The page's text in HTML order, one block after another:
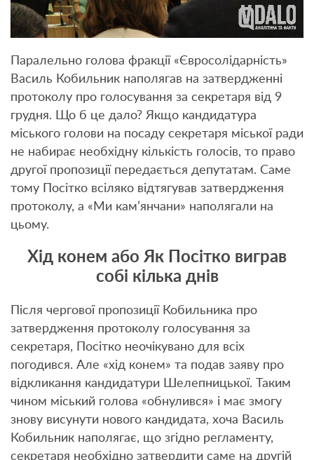
Паралельно голова фракції «Євросолідарність»
Василь Кобильник наполягав на затвердженні
протоколу про голосування за секретаря від 9
грудня. Що б це дало? Якщо кандидатура
міського голови на посаду секретаря міської ради
не набирає необхідну кількість голосів, то право
другої пропозиції передається депутатам. Саме
тому Посітко всіляко відтягував затвердження
протоколу, а «Ми кам’янчани» наполягали на
цьому.
Хід конем або Як Посітко виграв
собі кілька днів
Після чергової пропозиції Кобильника про
затвердження протоколу голосування за
секретаря, Посітко неочікувано для всіх
погодився. Але «хід конем» та подав заяву про
відкликання кандидатури Шелепницької. Таким
чином міський голова «обнулився» і має змогу
знову висунути нового кандидата, хоча Василь
Кобильник наполягає, що згідно регламенту,
секретаря необхідно затвердити саме на другій